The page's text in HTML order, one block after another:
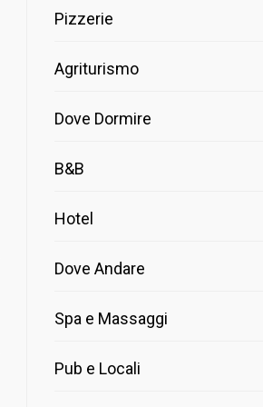
Pizzerie
Agriturismo
Dove Dormire
B&B
Hotel
Dove Andare
Spa e Massaggi
Pub e Locali